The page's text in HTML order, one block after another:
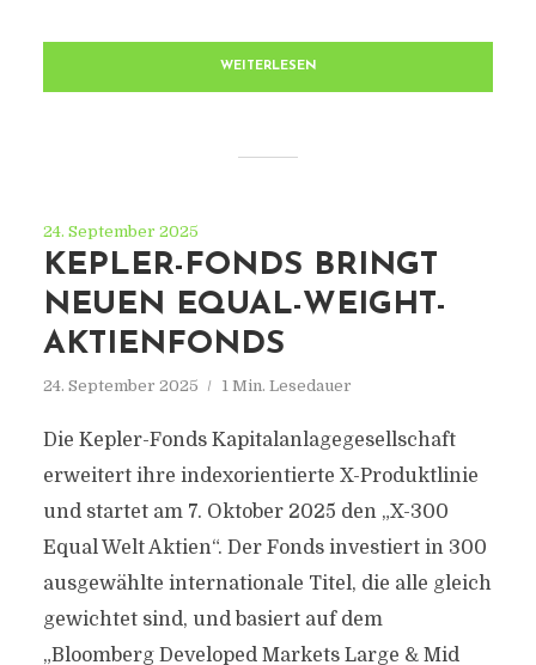
WEITERLESEN
24. September 2025
KEPLER-FONDS BRINGT
NEUEN EQUAL-WEIGHT-
AKTIENFONDS
24. September 2025 1 Min. Lesedauer
Die Kepler-Fonds Kapitalanlagegesellschaft
erweitert ihre indexorientierte X-Produktlinie
und startet am 7. Oktober 2025 den „X-300
Equal Welt Aktien“. Der Fonds investiert in 300
ausgewählte internationale Titel, die alle gleich
gewichtet sind, und basiert auf dem
„Bloomberg Developed Markets Large & Mid